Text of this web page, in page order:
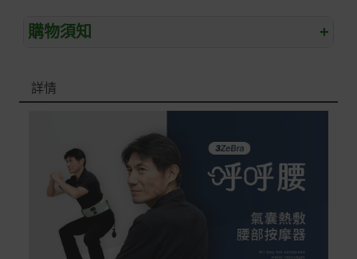
購物須知 +
本網站消費者享有商品到貨七天鑑賞期之權益(鑑賞期並非
到貨七天內消費者有權申請退貨或換貨；超過七天以上(含
假日)，恕無法辦理。
退回之商品必須是全新狀態且完整包裝(含商品、附件、包
裝、紙箱及所有附隨文件或資料)。
商品到貨後進行開箱前請全程錄影以確保自身權益 ! 非商
品本身瑕疵之退貨商品若有上述不完整之情況，本公司有
權向消費者收取相應的整新費用。
詳情